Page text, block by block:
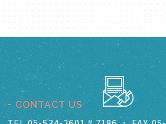
CONTACT US